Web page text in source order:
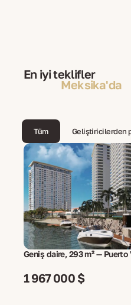
En iyi teklifler
Meksika'da
Tüm Geliştiricilerden
Geniş daire, 293 m² —
1 967 000 $